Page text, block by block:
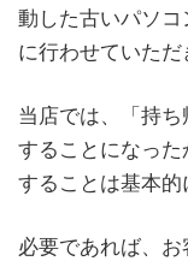
動した古いパソ
に行わせていただ
当店では、「持
することになった
することは基本的
必要であれば、